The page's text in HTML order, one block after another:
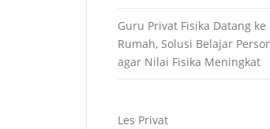
Guru Privat Fisika Datang ke
Rumah, Solusi Belajar
agar Nilai Fisika Meningkat
Les Privat